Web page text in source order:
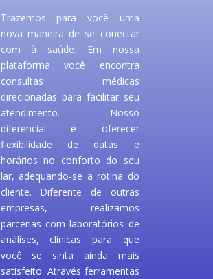
Trazemos para você uma
nova maneira de se conectar
com à saúde. Em nossa
plataforma você encontra
consultas médicas
direcionadas para facilitar seu
atendimento. Nosso
diferencial é oferecer
flexibilidade de datas e
horários no conforto do seu
lar, adequando-se a rotina do
cliente. Diferente de outras
empresas, realizamos
parcerias com laboratórios de
análises, clínicas para que
você se sinta ainda mais
satisfeito. Através ferramentas